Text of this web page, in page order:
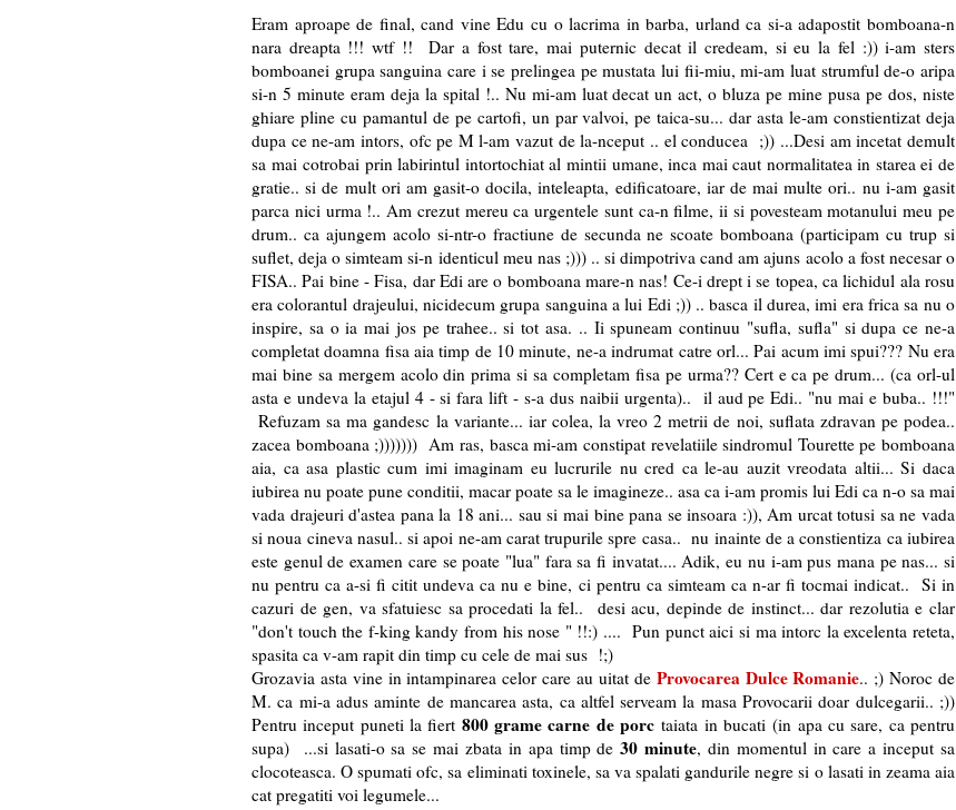
Eram aproape de final, cand vine Edu cu o lacrima in barba, urland ca si-a adapostit bomboana-n
nara dreapta !!! wtf !! Dar a fost tare, mai puternic decat il credeam, si eu la fel :)) i-am sters
bomboanei grupa sanguina care i se prelingea pe mustata lui fii-miu, mi-am luat strumful de-o aripa
si-n 5 minute eram deja la spital !.. Nu mi-am luat decat un act, o bluza pe mine pusa pe dos, niste
ghiare pline cu pamantul de pe cartofi, un par valvoi, pe taica-su... dar asta le-am constientizat deja
dupa ce ne-am intors, ofc pe M l-am vazut de la-nceput .. el conducea ;)) ...Desi am incetat demult
sa mai cotrobai prin labirintul intortochiat al mintii umane, inca mai caut normalitatea in starea ei de
gratie.. si de mult ori am gasit-o docila, inteleapta, edificatoare, iar de mai multe ori.. nu i-am gasit
parca nici urma !.. Am crezut mereu ca urgentele sunt ca-n filme, ii si povesteam motanului meu pe
drum.. ca ajungem acolo si-ntr-o fractiune de secunda ne scoate bomboana (participam cu trup si
suflet, deja o simteam si-n identicul meu nas ;))) .. si dimpotriva cand am ajuns acolo a fost necesar o
FISA.. Pai bine - Fisa, dar Edi are o bomboana mare-n nas! Ce-i drept i se topea, ca lichidul ala rosu
era colorantul drajeului, nicidecum grupa sanguina a lui Edi ;)) .. basca il durea, imi era frica sa nu o
inspire, sa o ia mai jos pe trahee.. si tot asa. .. Ii spuneam continuu "sufla, sufla" si dupa ce ne-a
completat doamna fisa aia timp de 10 minute, ne-a indrumat catre orl... Pai acum imi spui??? Nu era
mai bine sa mergem acolo din prima si sa completam fisa pe urma?? Cert e ca pe drum... (ca orl-ul
asta e undeva la etajul 4 - si fara lift - s-a dus naibii urgenta).. il aud pe Edi.. "nu mai e buba.. !!!"
Refuzam sa ma gandesc la variante... iar colea, la vreo 2 metrii de noi, suflata zdravan pe podea..
zacea bomboana ;))))))) Am ras, basca mi-am constipat revelatiile sindromul Tourette pe bomboana
aia, ca asa plastic cum imi imaginam eu lucrurile nu cred ca le-au auzit vreodata altii... Si daca
iubirea nu poate pune conditii, macar poate sa le imagineze.. asa ca i-am promis lui Edi ca n-o sa mai
vada drajeuri d'astea pana la 18 ani... sau si mai bine pana se insoara :)), Am urcat totusi sa ne vada
si noua cineva nasul.. si apoi ne-am carat trupurile spre casa.. nu inainte de a constientiza ca iubirea
este genul de examen care se poate "lua" fara sa fi invatat.... Adik, eu nu i-am pus mana pe nas... si
nu pentru ca a-si fi citit undeva ca nu e bine, ci pentru ca simteam ca n-ar fi tocmai indicat.. Si in
cazuri de gen, va sfatuiesc sa procedati la fel.. desi acu, depinde de instinct... dar rezolutia e clar
"don't touch the f-king kandy from his nose " !!:) .... Pun punct aici si ma intorc la excelenta reteta,
spasita ca v-am rapit din timp cu cele de mai sus !;)
Grozavia asta vine in intampinarea celor care au uitat de Provocarea Dulce Romanie.. ;) Noroc de
M. ca mi-a adus aminte de mancarea asta, ca altfel serveam la masa Provocarii doar dulcegarii.. ;))
Pentru inceput puneti la fiert 800 grame carne de porc taiata in bucati (in apa cu sare, ca pentru
supa) ...si lasati-o sa se mai zbata in apa timp de30 minute, din momentul in care a inceput sa
clocoteasca. O spumati ofc, sa eliminati toxinele, sa va spalati gandurile negre si o lasati in zeama aia
cat pregatiti voi legumele...